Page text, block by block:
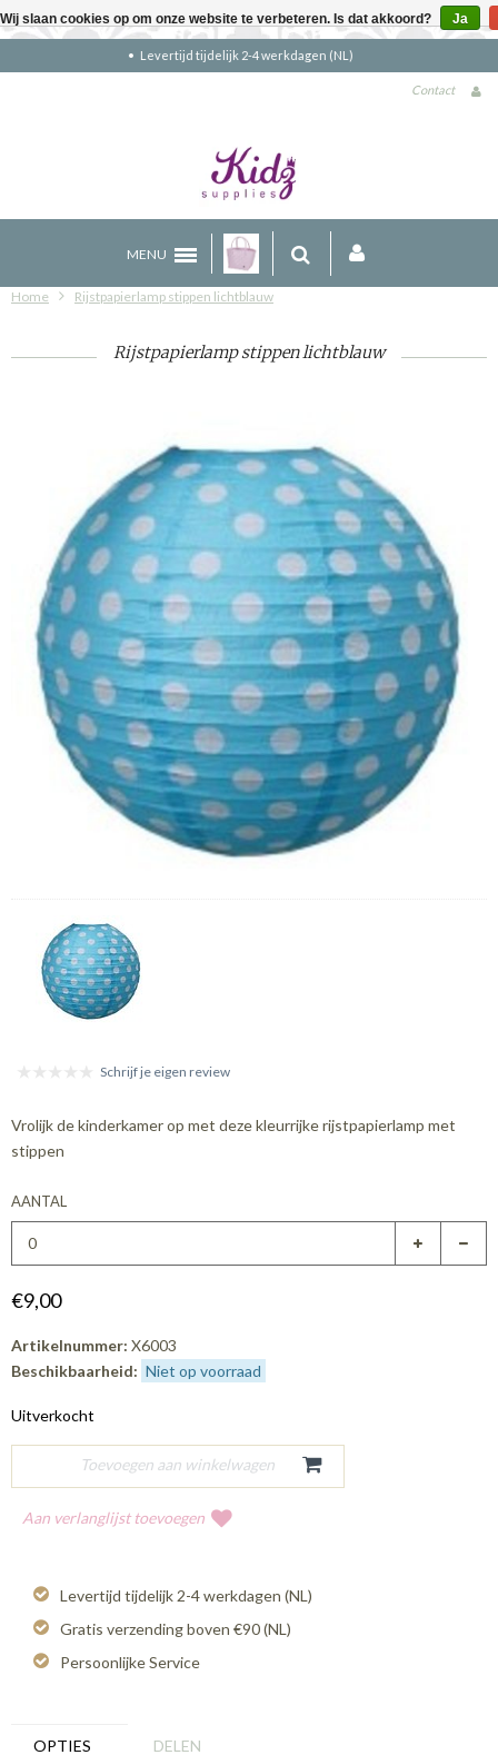
Gratis verzending boven €90 (NL)
Contact
MENU
Home Rijstpapierlamp stippen lichtblauw
Rijstpapierlamp stippen lichtblauw
Schrijf je eigen review
Vrolijk de kinderkamer op met deze kleurrijke rijstpapierlamp met
stippen
AANTAL
€9,00
Artikelnummer: X6003
Beschikbaarheid: Niet op voorraad
Uitverkocht
Aan verlanglijst toevoegen
Levertijd tijdelijk 2-4 werkdagen (NL)
Gratis verzending boven €90 (NL)
Persoonlijke Service
OPTIES DELEN
Wij slaan cookies op om onze website te verbeteren. Is dat akkoord? Ja